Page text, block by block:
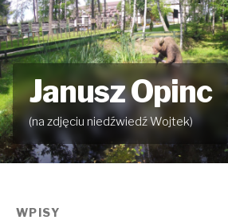
Janusz Opinc
(na zdjęciu niedźwiedź Wojtek)
WPISY